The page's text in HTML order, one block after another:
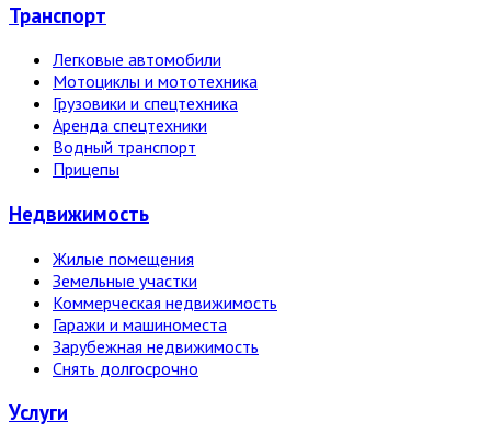
Транспорт
Легковые автомобили
Мотоциклы и мототехника
Грузовики и спецтехника
Аренда спецтехники
Водный транспорт
Прицепы
Недвижи­мость
Жилые помещения
Земельные участки
Коммерческая недвижимость
Гаражи и машиноместа
Зарубежная недвижимость
Снять долгосрочно
Услуги